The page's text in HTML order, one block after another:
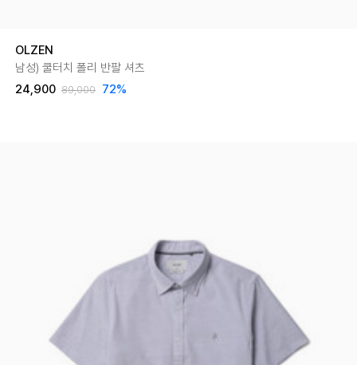
OLZEN
남성) 쿨터치 폴리 반팔 셔츠
24,900 89,000 72%